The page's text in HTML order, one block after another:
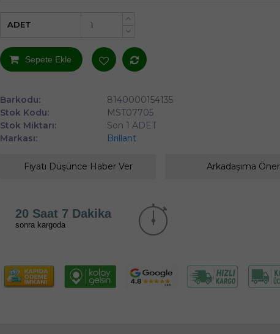
+
ADET
Sepete Ekle
Barkodu:
8140000154135
Stok Kodu:
MST07705
Stok Miktarı:
Son 1 ADET
Markası:
Brillant
Fiyatı Düşünce Haber Ver Arkadaşıma Öner
20 Saat 7 Dakika
sonra kargoda